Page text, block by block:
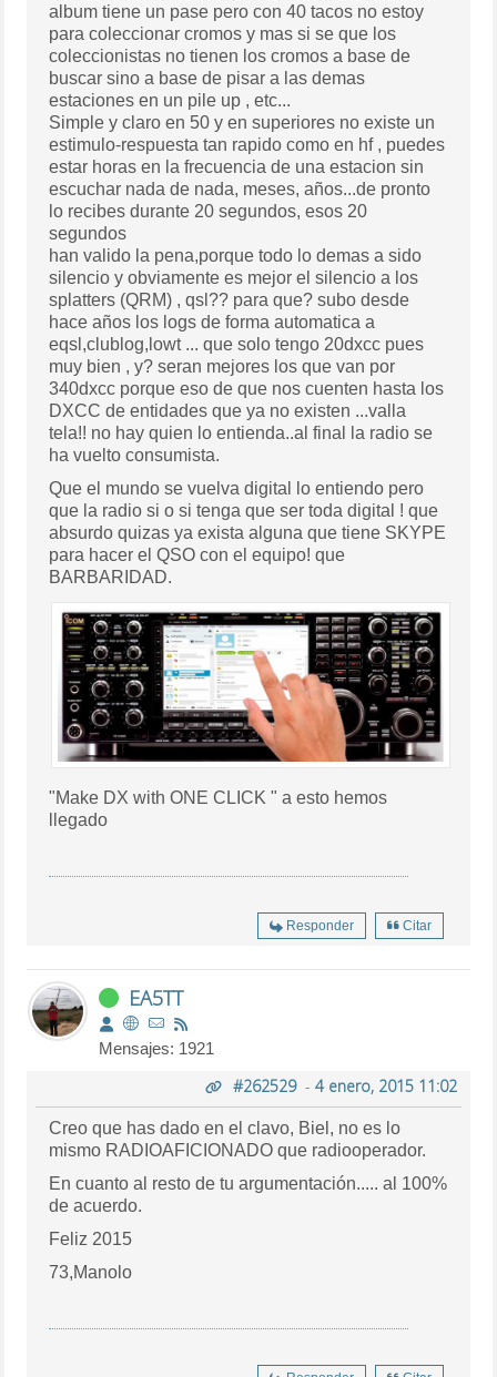
album tiene un pase pero con 40 tacos no estoy
para coleccionar cromos y mas si se que los
coleccionistas no tienen los cromos a base de
buscar sino a base de pisar a las demas
estaciones en un pile up , etc...
Simple y claro en 50 y en superiores no existe un
estimulo-respuesta tan rapido como en hf , puedes
estar horas en la frecuencia de una estacion sin
escuchar nada de nada, meses, años...de pronto
lo recibes durante 20 segundos, esos 20
segundos
han valido la pena,porque todo lo demas a sido
silencio y obviamente es mejor el silencio a los
splatters (QRM) , qsl?? para que? subo desde
hace años los logs de forma automatica a
eqsl,clublog,lowt ... que solo tengo 20dxcc pues
muy bien , y? seran mejores los que van por
340dxcc porque eso de que nos cuenten hasta los
DXCC de entidades que ya no existen ...valla
tela!! no hay quien lo entienda..al final la radio se
ha vuelto consumista.
Que el mundo se vuelva digital lo entiendo pero
que la radio si o si tenga que ser toda digital ! que
absurdo quizas ya exista alguna que tiene SKYPE
para hacer el QSO con el equipo! que
BARBARIDAD.
"Make DX with ONE CLICK " a esto hemos
llegado
Responder Citar
EA5TT
Mensajes: 1921
#262529- 4 enero, 2015 11:02
Creo que has dado en el clavo, Biel, no es lo
mismo RADIOAFICIONADO que radiooperador.
En cuanto al resto de tu argumentación..... al 100%
de acuerdo.
Feliz 2015
73,Manolo